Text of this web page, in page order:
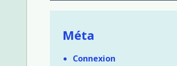
Méta
Connexion